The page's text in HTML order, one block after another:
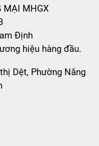
MẠI MHGX
Định
hiệu hàng đầu.
Dệt, Phường Năng